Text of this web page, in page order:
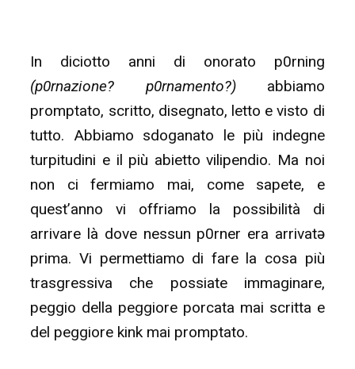
In diciotto anni di onorato p0rning
(p0rnazione? p0rnamento?)abbiamo
promptato, scritto, disegnato, letto e visto di
tutto. Abbiamo sdoganato le più indegne
turpitudini e il più abietto vilipendio. Ma noi
non ci fermiamo mai, come sapete, e
quest’anno vi offriamo la possibilità di
arrivare là dove nessun p0rner era arrivatə
prima. Vi permettiamo di fare la cosa più
trasgressiva che possiate immaginare,
peggio della peggiore porcata mai scritta e
del peggiore kink mai promptato.